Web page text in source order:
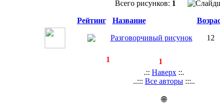
Всего рисунков: 1
Рейтинг Название
Разговорчивый рисунок 12
1
1
.:: Наверх ::.
..::: Все авторы :::..
🌐